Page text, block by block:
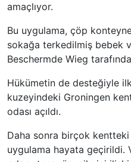
amaçlıyor.
Bu uygulama, çöp
sokağa terkedilmiş bebek
Beschermde Wieg
Hükümetin de desteğiyle
kuzeyindeki Groningen
odası açıldı.
Daha sonra birçok
uygulama hayata geçirildi.